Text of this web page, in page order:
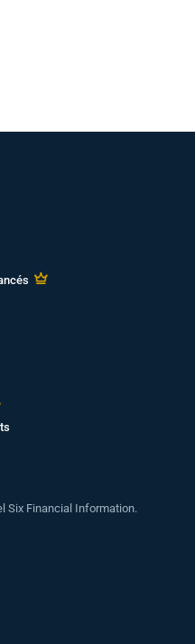
Six Financial Information.